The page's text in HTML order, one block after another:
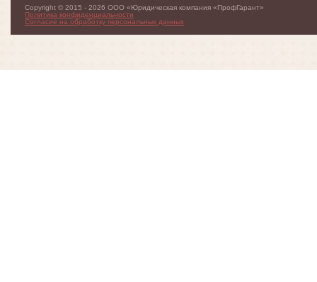
Copyright © 2015 - 2026 ООО «Юридическая компания «ПрофГарант»
Политика конфиденциальности
Согласие на обработку персональных данных